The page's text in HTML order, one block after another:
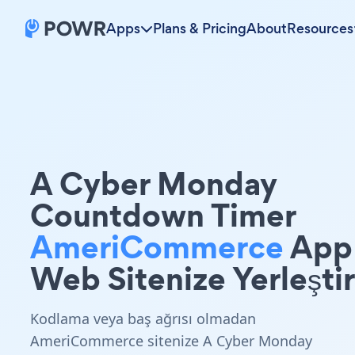
Apps Plans & PricingAboutResources
A Cyber Monday
Countdown Timer
AmeriCommerceApp
Web Sitenize
Kodlama veya baş ağrısı olmadan
AmeriCommerce sitenize A Cyber Monday